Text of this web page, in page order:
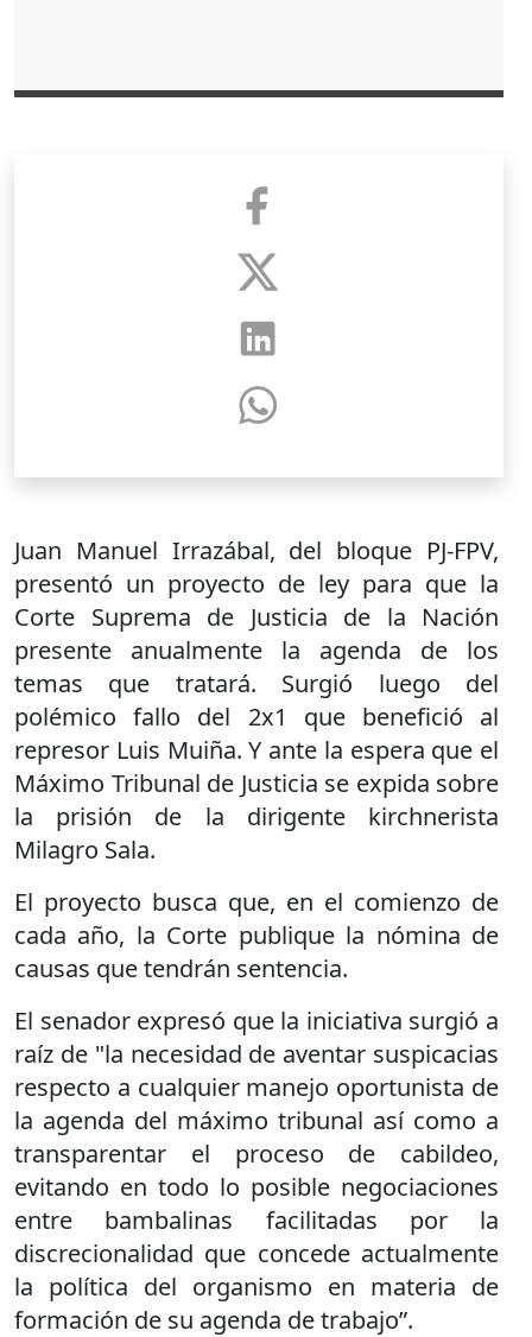
Juan Manuel Irrazábal, del bloque PJ-FPV,
presentó un proyecto de ley para que la
Corte Suprema de Justicia de la Nación
presente anualmente la agenda de los
temas que tratará. Surgió luego del
polémico fallo del 2x1 que benefició al
represor Luis Muiña. Y ante la espera que el
Máximo Tribunal de Justicia se expida sobre
la prisión de la dirigente kirchnerista
Milagro Sala.
El proyecto busca que, en el comienzo de
cada año, la Corte publique la nómina de
causas que tendrán sentencia.
El senador expresó que la iniciativa surgió a
raíz de "la necesidad de aventar suspicacias
respecto a cualquier manejo oportunista de
la agenda del máximo tribunal así como a
transparentar el proceso de cabildeo,
evitando en todo lo posible negociaciones
entre bambalinas facilitadas por la
discrecionalidad que concede actualmente
la política del organismo en materia de
formación de su agenda de trabajo”.